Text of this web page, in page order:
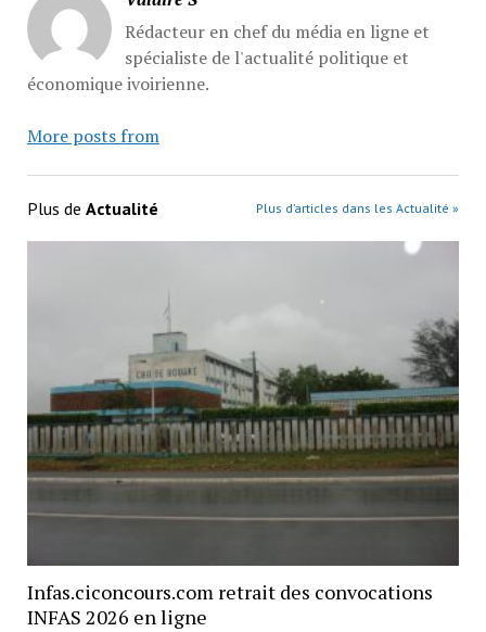
Rédacteur en chef du média en ligne et
spécialiste de l'actualité politique et
économique ivoirienne.
More posts from
Plus de Actualité Plus d’articles dans les Actualité »
Infas.ciconcours.com retrait des convocations
INFAS 2026 en ligne